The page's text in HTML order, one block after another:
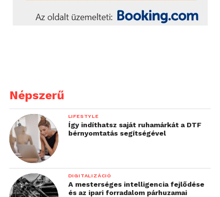
ami általában fehér vagy fémszínű.
fűtés üzemmódban okoznak kellemes meglepetést
a láb magasságban kifújt kellemes meleg levegővel.
Népszerű
LIFESTYLE
Így indíthatsz saját ruhamárkát a DTF
bérnyomtatás segítségével
DIGITALIZÁCIÓ
A mesterséges intelligencia fejlődése
és az ipari forradalom párhuzamai